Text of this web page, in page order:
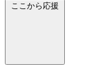
ここから応援